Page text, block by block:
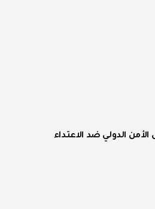
الدولي ضد الاعتداء